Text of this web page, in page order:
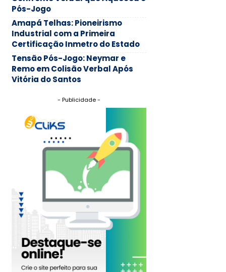
Pós-Jogo
Amapá Telhas: Pioneirismo
Industrial com a Primeira
Certificação Inmetro do Estado
Tensão Pós-Jogo: Neymar e
Remo em Colisão Verbal Após
Vitória do Santos
- Publicidade -